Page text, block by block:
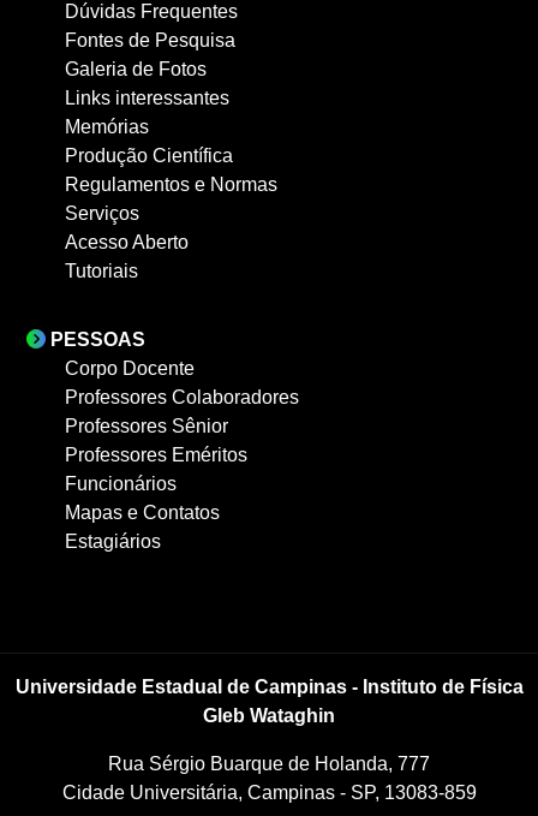
Dúvidas Frequentes
Fontes de Pesquisa
Galeria de Fotos
Links interessantes
Memórias
Produção Científica
Regulamentos e Normas
Serviços
Acesso Aberto
Tutoriais
PESSOAS
Corpo Docente
Professores Colaboradores
Professores Sênior
Professores Eméritos
Funcionários
Mapas e Contatos
Estagiários
Universidade Estadual de Campinas - Instituto de Física
Gleb Wataghin
Rua Sérgio Buarque de Holanda, 777
Cidade Universitária, Campinas - SP, 13083-859